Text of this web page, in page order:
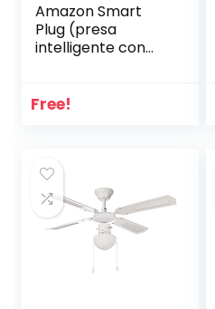
Amazon Smart
Plug (presa
intelligente con
con Alexa,
Free!